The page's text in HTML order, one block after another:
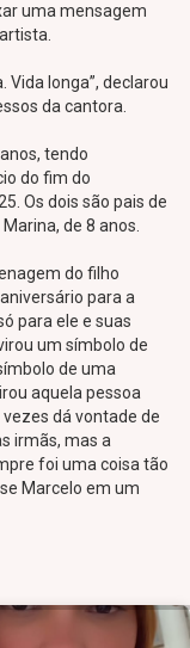
uma mensagem
Vida longa”, declarou
da cantora.
tendo
do fim do
Os dois são pais de
de 8 anos.
do filho
para a
para ele e suas
um símbolo de
de uma
aquela pessoa
dá vontade de
irmãs, mas a
foi uma coisa tão
Marcelo em um